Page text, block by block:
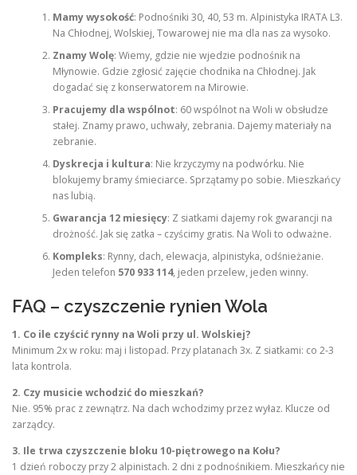
Mamy wysokość: Podnośniki 30, 40, 53 m. Alpinistyka IRATA L3.
Na Chłodnej, Wolskiej, Towarowej nie ma dla nas za wysoko.
Znamy Wolę: Wiemy, gdzie nie wjedzie podnośnik na
Młynowie. Gdzie zgłosić zajęcie chodnika na Chłodnej. Jak
dogadać się z konserwatorem na Mirowie.
Pracujemy dla wspólnot: 60 wspólnot na Woli w obsłudze
stałej. Znamy prawo, uchwały, zebrania. Dajemy materiały na
zebranie.
Dyskrecja i kultura: Nie krzyczymy na podwórku. Nie
blokujemy bramy śmieciarce. Sprzątamy po sobie. Mieszkańcy
nas lubią.
Gwarancja 12 miesięcy: Z siatkami dajemy rok gwarancji na
drożność. Jak się zatka – czyścimy gratis. Na Woli to odważne.
Kompleks: Rynny, dach, elewacja, alpinistyka, odśnieżanie.
Jeden telefon 570 933 114, jeden przelew, jeden winny.
FAQ – czyszczenie rynien Wola
1. Co ile czyścić rynny na Woli przy ul. Wolskiej?
Minimum 2x w roku: maj i listopad. Przy platanach 3x. Z siatkami: co 2-3
lata kontrola.
2. Czy musicie wchodzić do mieszkań?
Nie. 95% prac z zewnątrz. Na dach wchodzimy przez wyłaz. Klucze od
zarządcy.
3. Ile trwa czyszczenie bloku 10-piętrowego na Kołu?
1 dzień roboczy przy 2 alpinistach. 2 dni z podnośnikiem. Mieszkańcy nie